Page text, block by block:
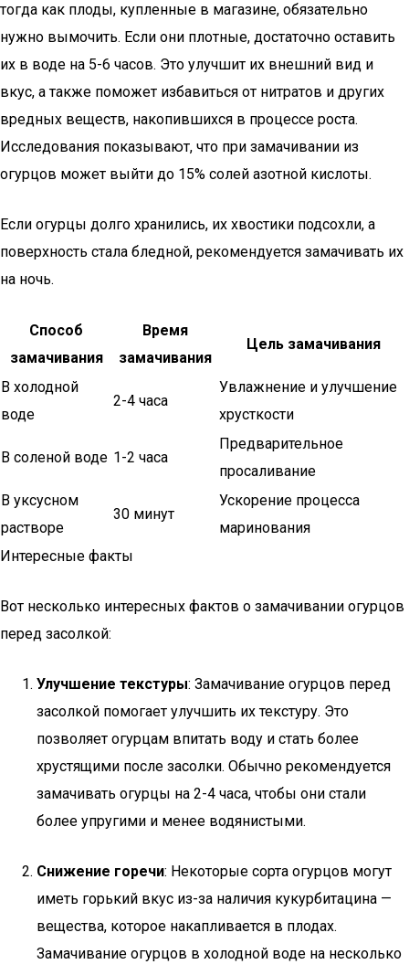
тогда как плоды, купленные в магазине, обязательно
нужно вымочить. Если они плотные, достаточно оставить
их в воде на 5-6 часов. Это улучшит их внешний вид и
вкус, а также поможет избавиться от нитратов и других
вредных веществ, накопившихся в процессе роста.
Исследования показывают, что при замачивании из
огурцов может выйти до 15% солей азотной кислоты.
Если огурцы долго хранились, их хвостики подсохли, а
поверхность стала бледной, рекомендуется замачивать их
на ночь.
Способ
замачивания
Время
замачивания
Цель замачивания
В холодной
воде
2-4 часа
Увлажнение и улучшение
хрусткости
В соленой воде 1-2 часа
Предварительное
просаливание
В уксусном
растворе
30 минут
Ускорение процесса
маринования
Интересные факты
Вот несколько интересных фактов о замачивании огурцов
перед засолкой:
Улучшение текстуры: Замачивание огурцов перед
засолкой помогает улучшить их текстуру. Это
позволяет огурцам впитать воду и стать более
хрустящими после засолки. Обычно рекомендуется
замачивать огурцы на 2-4 часа, чтобы они стали
более упругими и менее водянистыми.
Снижение горечи: Некоторые сорта огурцов могут
иметь горький вкус из-за наличия кукурбитацина —
вещества, которое накапливается в плодах.
Замачивание огурцов в холодной воде на несколько